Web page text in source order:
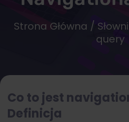
Strona Główna /
query
Co to jest
Definicja